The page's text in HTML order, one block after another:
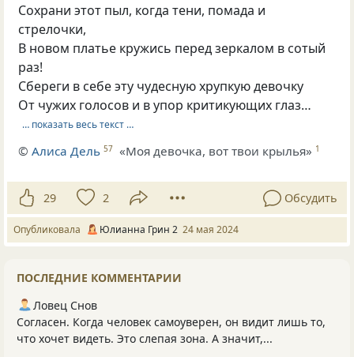
Сохрани этот пыл, когда тени, помада и
стрелочки,
В новом платье кружись перед зеркалом в сотый
раз!
Сбереги в себе эту чудесную хрупкую девочку
От чужих голосов и в упор критикующих глаз…
… показать весь текст …
©Алиса Дель 57 «Моя девочка, вот твои крылья» 1
29 2 Обсудить
Опубликовала Юлианна Грин 2 24 мая 2024
ПОСЛЕДНИЕ КОММЕНТАРИИ
Ловец Снов
Согласен. Когда человек самоуверен, он видит лишь то,
что хочет видеть. Это слепая зона. А значит,...